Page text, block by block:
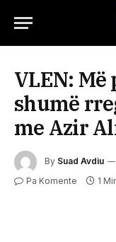
VLEN:
shumë
me Azir
By Suad Avdiu
Pa Komente 1